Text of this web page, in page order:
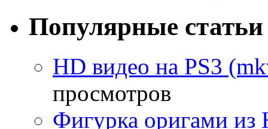
Популярные статьи
HD видео на PS3
просмотров
Фигурка оригами из